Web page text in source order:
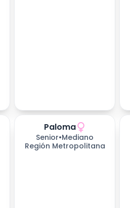
Paloma
Senior•Mediano
Región Metropolitana